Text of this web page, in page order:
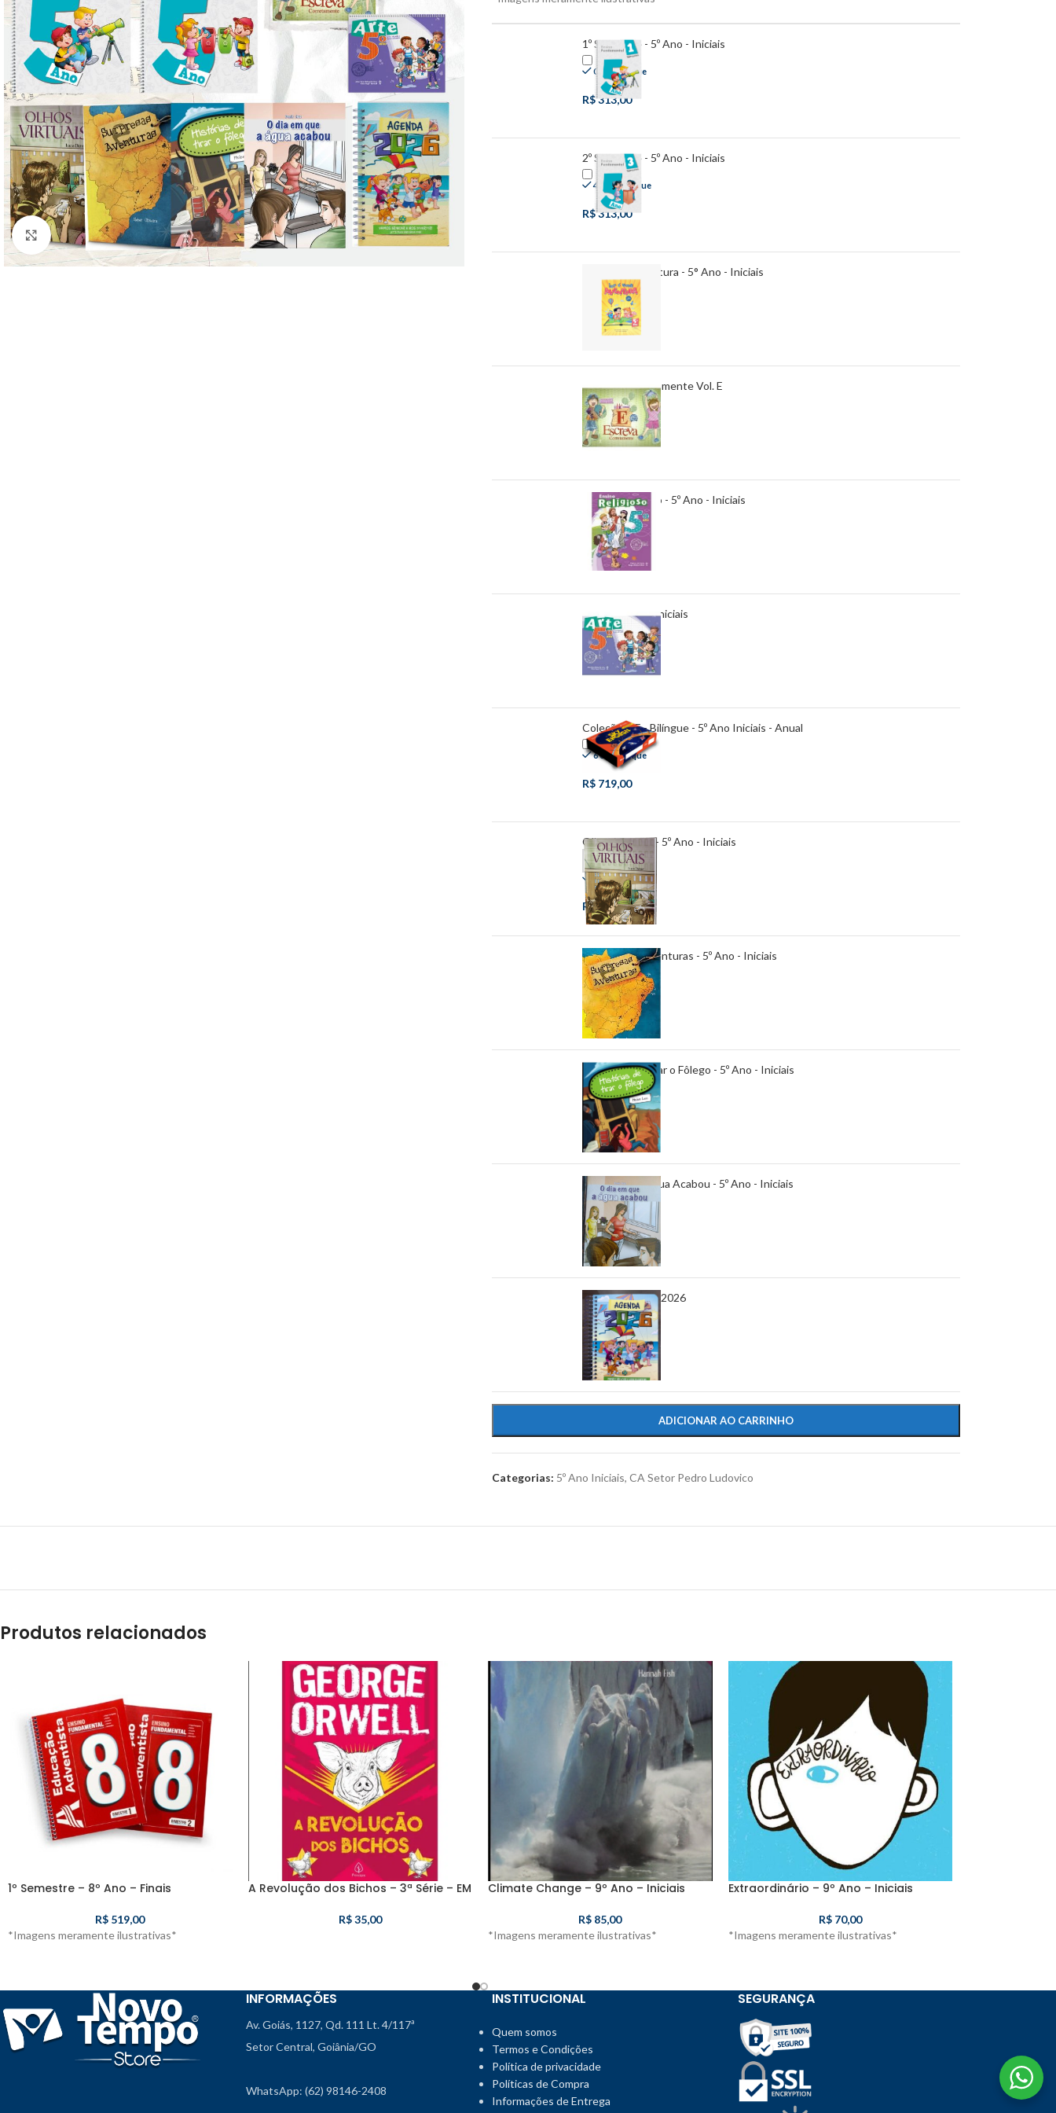
Clique para ampliar
1º Semestre - 5º Ano - Iniciais
R$313,00
0 em estoque
2º Semestre - 5º Ano - Iniciais
R$313,00
47 em estoque
Ler é Uma Aventura - 5° Ano - Iniciais
37,00
11 em estoque
Escreva Corretamente Vol. E
R$97,00
62 em estoque
Ensino Religioso - 5º Ano - Iniciais
R$126,00
7 em estoque
Arte - 5º Ano - Iniciais
R$94,00
8 em estoque
Coleção SIE - Bilíngue - 5º Ano Iniciais - Anual
R$719,00
6 em estoque
Olhos Virtuais - 5º Ano - Iniciais
-
+
R$41,00
78 em estoque
Surpresas e Aventuras - 5º Ano - Iniciais
R$30,00
198 em estoque
Histórias de Tirar o Fôlego - 5º Ano - Iniciais
R$38,00
91 em estoque
O Dia Que a Água Acabou - 5º Ano - Iniciais
R$42,00
192 em estoque
Agenda Infantil 2026
Ler mais
R$39,00
Fora de estoque
ADICIONAR AO CARRINHO
Categorias: 5º Ano Iniciais, CA Setor Pedro Ludovico
Produtos relacionados
1º Semestre – 8º Ano – Finais
R$ 519,00
*Imagens meramente ilustrativas*
A Revolução dos Bichos – 3ª Série – EM
R$35,00
Climate Change – 9º Ano – Iniciais
R$ 85,00
*Imagens meramente ilustrativas*
Extraordinário – 9º Ano – Iniciais
R$70,00
*Imagens meramente ilustrativas*
INFORMAÇÕES
Av. Goiás, 1127, Qd. 111 Lt. 4/117ª
Setor Central, Goiânia/GO
WhatsApp: (62) 98146-2408
INSTITUCIONAL
Quem somos
Termos e Condições
Política de privacidade
Políticas de Compra
Informações de Entrega
SEGURANÇA